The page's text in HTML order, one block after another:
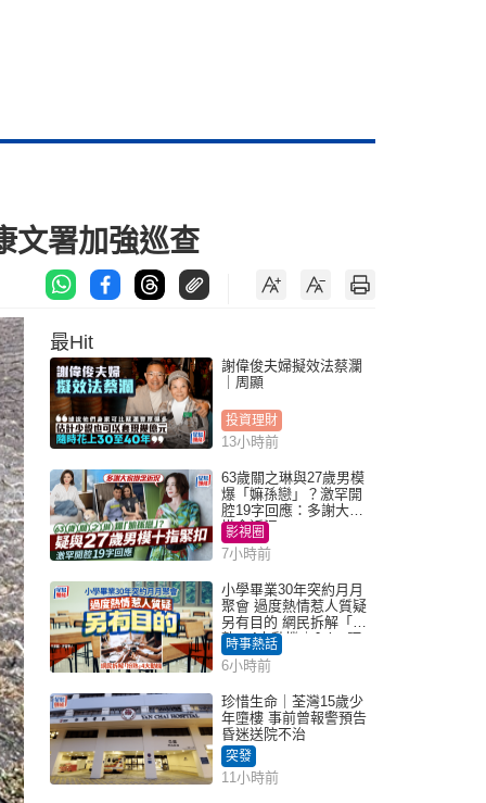
文署加強巡查
最Hit
謝偉俊夫婦擬效法蔡瀾
｜周顯
投資理財
13小時前
63歲關之琳與27歲男模
爆「嫲孫戀」？激罕開
腔19字回應：多謝大家
掛念近況
影視圈
7小時前
小學畢業30年突約月月
聚會 過度熱情惹人質疑
另有目的 網民拆解「扮
熟」4大動機｜Juicy叮
時事熱話
6小時前
珍惜生命｜荃灣15歲少
年墮樓 事前曾報警預告
昏迷送院不治
突發
11小時前